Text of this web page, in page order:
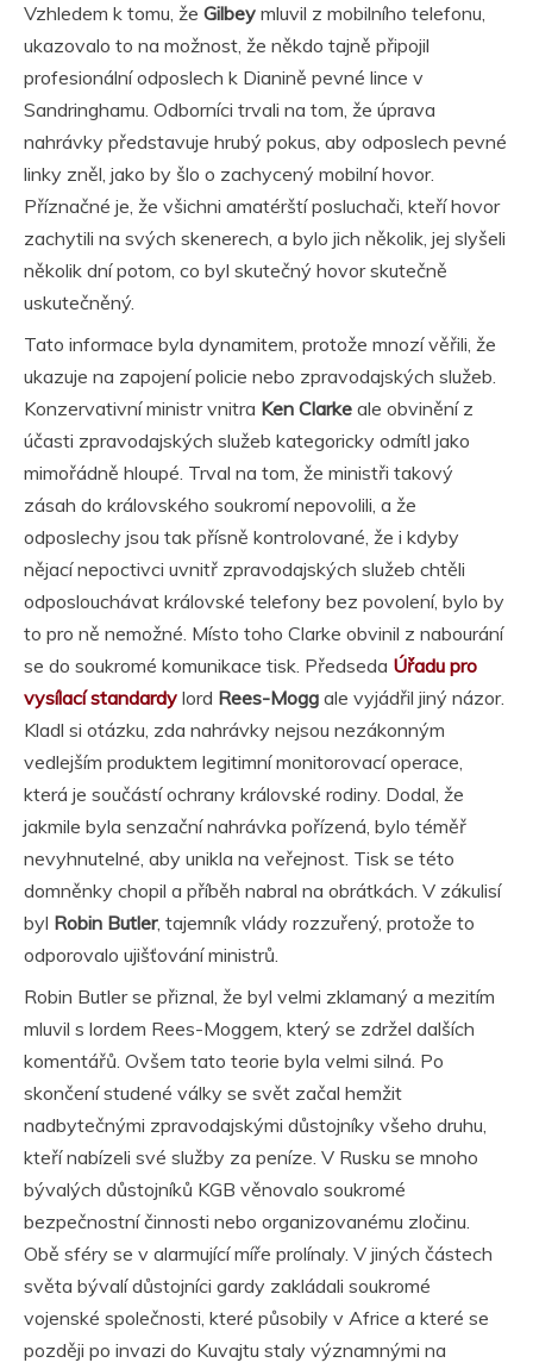
Vzhledem k tomu, že Gilbey mluvil z mobilního telefonu,
ukazovalo to na možnost, že někdo tajně připojil
profesionální odposlech k Dianině pevné lince v
Sandringhamu. Odborníci trvali na tom, že úprava
nahrávky představuje hrubý pokus, aby odposlech pevné
linky zněl, jako by šlo o zachycený mobilní hovor.
Příznačné je, že všichni amatérští posluchači, kteří hovor
zachytili na svých skenerech, a bylo jich několik, jej slyšeli
několik dní potom, co byl skutečný hovor skutečně
uskutečněný.
Tato informace byla dynamitem, protože mnozí věřili, že
ukazuje na zapojení policie nebo zpravodajských služeb.
Konzervativní ministr vnitra Ken Clarke ale obvinění z
účasti zpravodajských služeb kategoricky odmítl jako
mimořádně hloupé. Trval na tom, že ministři takový
zásah do královského soukromí nepovolili, a že
odposlechy jsou tak přísně kontrolované, že i kdyby
nějací nepoctivci uvnitř zpravodajských služeb chtěli
odposlouchávat královské telefony bez povolení, bylo by
to pro ně nemožné. Místo toho Clarke obvinil z nabourání
se do soukromé komunikace tisk. Předseda Úřadu pro
vysílací standardy lord Rees-Mogg ale vyjádřil jiný názor.
Kladl si otázku, zda nahrávky nejsou nezákonným
vedlejším produktem legitimní monitorovací operace,
která je součástí ochrany královské rodiny. Dodal, že
jakmile byla senzační nahrávka pořízená, bylo téměř
nevyhnutelné, aby unikla na veřejnost. Tisk se této
domněnky chopil a příběh nabral na obrátkách. V zákulisí
byl Robin Butler, tajemník vlády rozzuřený, protože to
odporovalo ujišťování ministrů.
Robin Butler se přiznal, že byl velmi zklamaný a mezitím
mluvil s lordem Rees-Moggem, který se zdržel dalších
komentářů. Ovšem tato teorie byla velmi silná. Po
skončení studené války se svět začal hemžit
nadbytečnými zpravodajskými důstojníky všeho druhu,
kteří nabízeli své služby za peníze. V Rusku se mnoho
bývalých důstojníků KGB věnovalo soukromé
bezpečnostní činnosti nebo organizovanému zločinu.
Obě sféry se v alarmující míře prolínaly. V jiných částech
světa bývalí důstojníci gardy zakládali soukromé
vojenské společnosti, které působily v Africe a které se
později po invazi do Kuvajtu staly významnými na